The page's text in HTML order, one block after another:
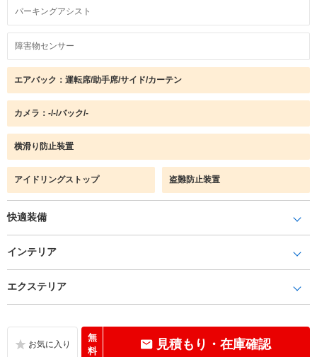
パーキングアシスト
障害物センサー
エアバック：運転席/助手席/サイド/カーテン
カメラ：-/-/バック/-
横滑り防止装置
アイドリングストップ 盗難防止装置
快適装備
インテリア
エクステリア
無
料
見積もり・在庫確認